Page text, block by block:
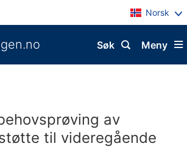
Norsk
Meny
Søk
av
til videregående